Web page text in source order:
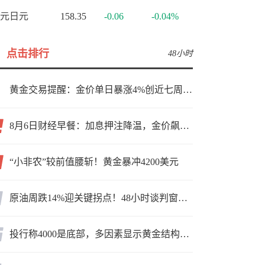
日元 158.35 -0.06 -0.04%
点击排行 48小时
黄金交易提醒：金价单日暴涨4%创近七周新高，加息预期降温叠加霍尔木兹“暂停信号”，牛市重启了？
8月6日财经早餐：加息押注降温，金价飙升至近两个月高位，地缘缓和预期，美油75关口拉锯
“小非农”较前值腰斩！黄金暴冲4200美元
原油周跌14%迎关键拐点！48小时谈判窗口，暗藏行情变数
投行称4000是底部，多因素显示黄金结构性机会显现